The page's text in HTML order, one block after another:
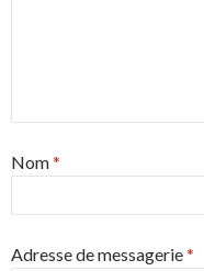
Nom*
Adresse de messagerie*